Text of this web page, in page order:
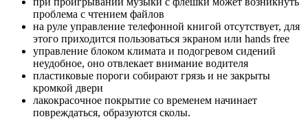
проблема с чтением файлов
на руле управление телефонной книгой отсутствует, для
этого приходится пользоваться экраном или hands free
управление блоком климата и подогревом сидений
неудобное, оно отвлекает внимание водителя
пластиковые пороги собирают грязь и не закрыты
кромкой двери
лакокрасочное покрытие со временем начинает
повреждаться, образуются сколы.